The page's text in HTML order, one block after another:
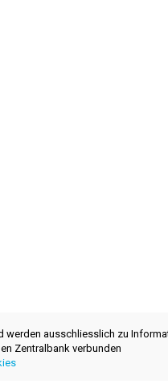
werden ausschliesslich zu
Zentralbank verbunden